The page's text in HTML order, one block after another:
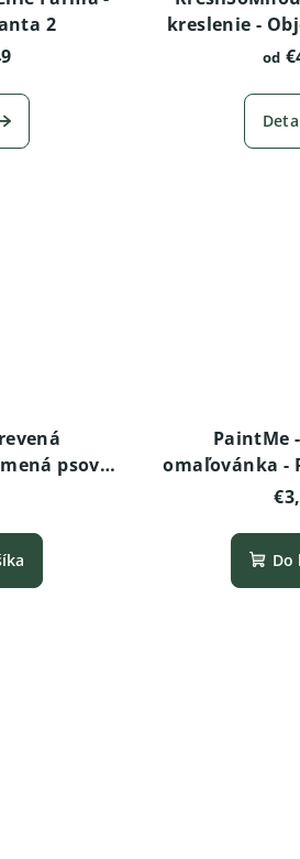
2
kreslenie -
od
psov -
PaintMe
omaľovánka -
Do